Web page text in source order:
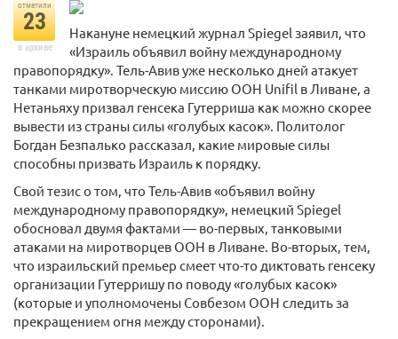
отметили
23
в архиве
Накануне немецкий журнал Spiegel заявил, что
«Израиль объявил войну международному
правопорядку». Тель-Авив уже несколько дней атакует
танками миротворческую миссию ООН Unifil в Ливане, а
Нетаньяху призвал генсека Гутерриша как можно скорее
вывести из страны силы «голубых касок». Политолог
Богдан Безпалько рассказал, какие мировые силы
способны призвать Израиль к порядку.
Свой тезис о том, что Тель-Авив «объявил войну
международному правопорядку», немецкий Spiegel
обосновал двумя фактами — во-первых, танковыми
атаками на миротворцев ООН в Ливане. Во-вторых, тем,
что израильский премьер смеет что-то диктовать генсеку
организации Гутерришу по поводу «голубых касок»
(которые и уполномочены Совбезом ООН следить за
прекращением огня между сторонами).